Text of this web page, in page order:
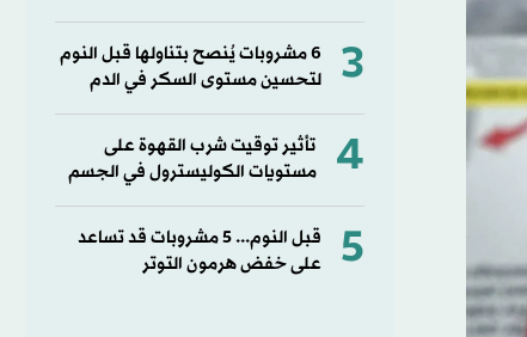
3
6 مشروبات يُنصح بتناولها قبل النوم
لتحسين مستوى السكر في الدم
4
تأثير توقيت شرب القهوة على
مستويات الكوليسترول في الجسم
5
قبل النوم... 5 مشروبات قد تساعد
على خفض هرمون التوتر